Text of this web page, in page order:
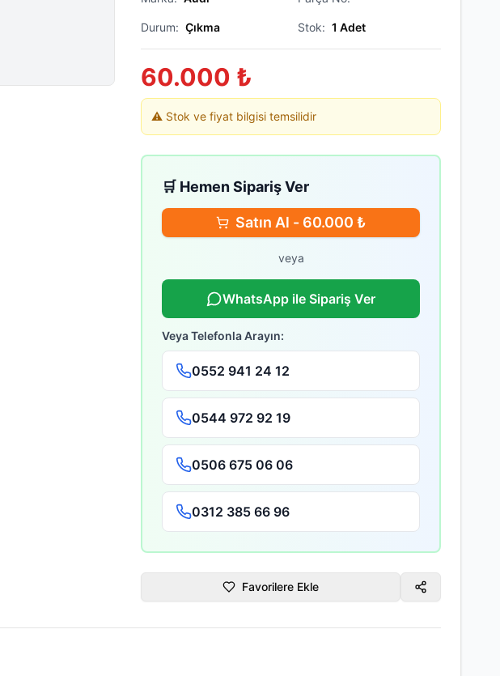
Durum: Çıkma Stok: 1 Adet
60.000 ₺
⚠️ Stok ve fiyat bilgisi temsilidir
🛒 Hemen Sipariş Ver
Satın Al - 60.000 ₺
veya
WhatsApp ile Sipariş Ver
Veya Telefonla Arayın:
0552 941 24 12
0544 972 92 19
0506 675 06 06
0312 385 66 96
Favorilere Ekle